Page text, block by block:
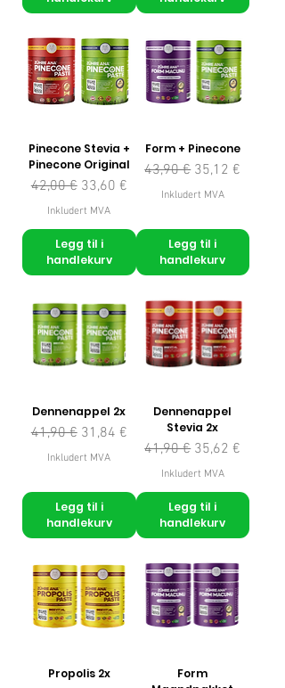
Pinecone Stevia +
Pinecone Original
Vanlig pris
42,00 € Salgspris
33,60 €
Inkludert MVA
Legg til i
handlekurv
Form + Pinecone
Vanlig pris
43,90 € Salgspris
35,12 €
Inkludert MVA
Legg til i
handlekurv
Dennenappel 2x
Vanlig pris
41,90 € Salgspris
31,84 €
Inkludert MVA
Legg til i
handlekurv
Dennenappel
Stevia 2x
Vanlig pris
41,90 € Salgspris
35,62 €
Inkludert MVA
Legg til i
handlekurv
Propolis 2x
Form